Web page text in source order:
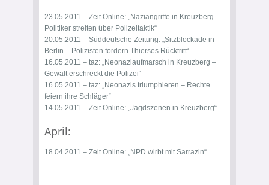
23.05.2011 – Zeit Online: „Naziangriffe in Kreuzberg –
Politiker streiten über Polizeitaktik“
20.05.2011 – Süddeutsche Zeitung: „Sitzblockade in
Berlin – Polizisten fordern Thierses Rücktritt“
16.05.2011 – taz: „Neonaziaufmarsch in Kreuzberg –
Gewalt erschreckt die Polizei“
16.05.2011 – taz: „Neonazis triumphieren – Rechte
feiern ihre Schläger“
14.05.2011 – Zeit Online: „Jagdszenen in Kreuzberg“
April:
18.04.2011 – Zeit Online: „NPD wirbt mit Sarrazin“